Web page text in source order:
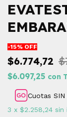
-15% OFF
$6.774,72
$6.097,25 con
Cuotas
3 x $2.258,24 sin